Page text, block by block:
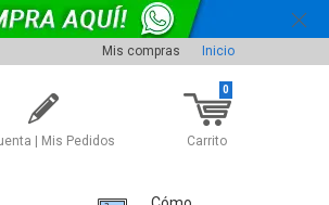
Mis compras Inicio
| Mis Pedidos Carrito
0